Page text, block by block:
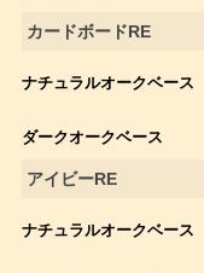
カードボードRE
ナチュラルオークベース
ダークオークベース
アイビーRE
ナチュラルオークベース